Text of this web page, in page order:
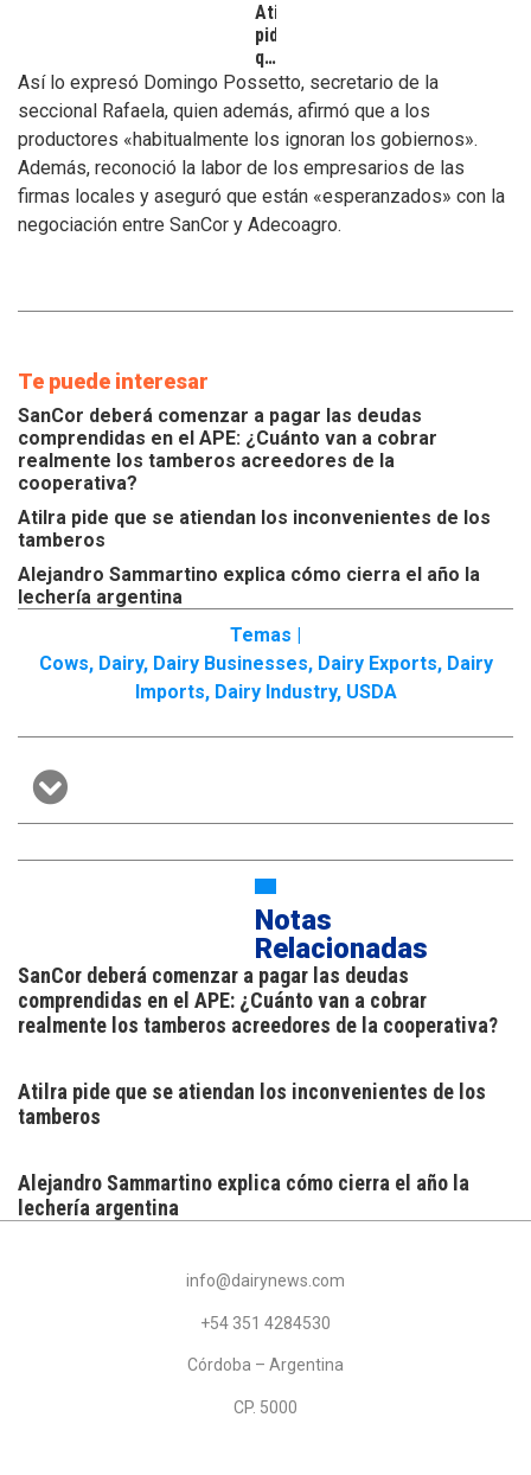
Atilra
pide
que
se
atiendan
inconvenientes
de
los
tamberos
Así lo expresó Domingo Possetto, secretario de la
seccional Rafaela, quien además, afirmó que a los
productores «habitualmente los ignoran los gobiernos».
Además, reconoció la labor de los empresarios de las
firmas locales y aseguró que están «esperanzados» con la
negociación entre SanCor y Adecoagro.
Te puede interesar
SanCor deberá comenzar a pagar las deudas
comprendidas en el APE: ¿Cuánto van a cobrar
realmente los tamberos acreedores de la
cooperativa?
Atilra pide que se atiendan los inconvenientes de los
tamberos
Alejandro Sammartino explica cómo cierra el año la
lechería argentina
Temas |
Cows, Dairy, Dairy Businesses, Dairy Exports, Dairy
Imports, Dairy Industry, USDA
Notas
Relacionadas
SanCor deberá comenzar a pagar las deudas
comprendidas en el APE: ¿Cuánto van a cobrar
realmente los tamberos acreedores de la cooperativa?
Atilra pide que se atiendan los inconvenientes de los
tamberos
Alejandro Sammartino explica cómo cierra el año la
lechería argentina
info@dairynews.com
+54 351 4284530
Córdoba – Argentina
CP. 5000